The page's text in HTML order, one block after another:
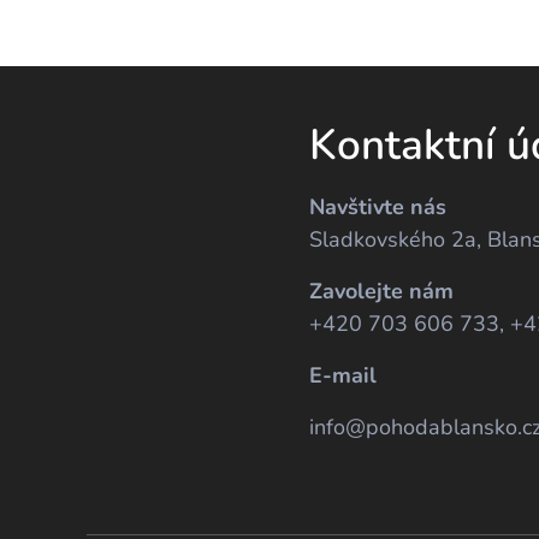
Kontaktní
Navštivte nás
Sladkovského 2a,
Zavolejte nám
+420 703 606 733,
E-mail